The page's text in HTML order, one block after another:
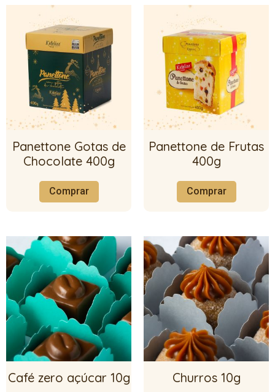
Panettone Gotas de
Chocolate 400g
Comprar
Panettone de Frutas
400g
Comprar
Café zero açúcar 10g Churros 10g